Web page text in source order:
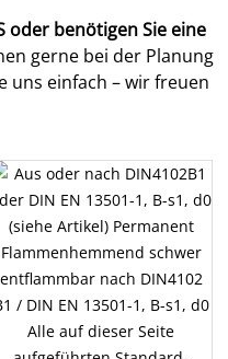
oder benötigen Sie eine
gerne bei der Planung
uns einfach – wir freuen